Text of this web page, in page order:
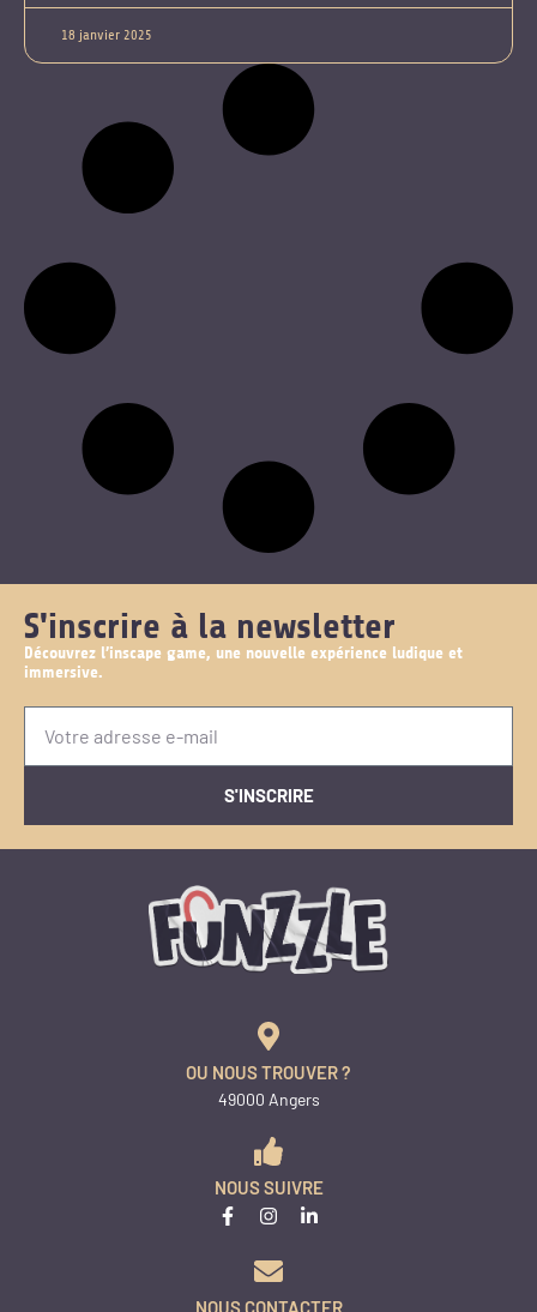
18 janvier 2025
S'inscrire à la newsletter
Découvrez l’inscape game, une nouvelle expérience ludique et
immersive.
S'INSCRIRE
OU NOUS TROUVER ?
49000 Angers
NOUS SUIVRE